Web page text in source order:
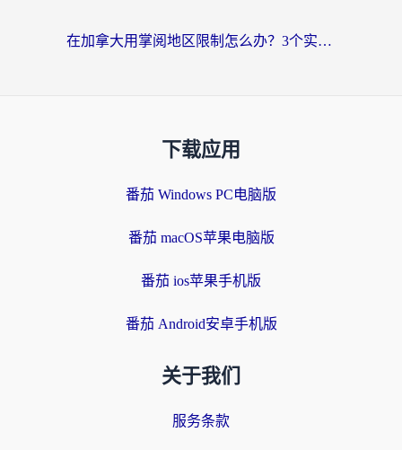
在加拿大用掌阅地区限制怎么办？3个实用技巧帮你轻松解决（附海外华人必备工具）
下载应用
番茄 Windows PC电脑版
番茄 macOS苹果电脑版
番茄 ios苹果手机版
番茄 Android安卓手机版
关于我们
服务条款